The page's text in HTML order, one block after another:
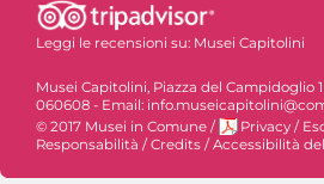
Leggi le recensioni su: Musei Capitolini
Musei Capitolini, Piazza del Campidoglio 1
060608 - Email:
© 2017 Musei in Comune / Privacy /
Responsabilità / Credits / Accessibilità